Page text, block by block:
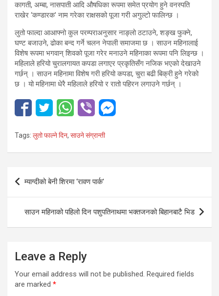
कागती, अम्बा, नासपाती आदि औषधिका रूपमा समेत प्रयोग हुने वनस्पति
राखेर ‘कण्डारक’ नाम गरेका राक्षसको पूजा गरी अगुल्टो फालिन्छ ।
लुतो फाल्दा आआफ्नो कुल परम्पराअनुसार नाङ्लो ठटाउने, शङ्ख फुक्ने,
घण्ट बजाउने, ढोका बन्द गर्ने चलन नेपाली समाजमा छ । साउन महिनालाई
विशेष रूपमा भगवान् शिवको पूजा गरेर मनाउने महिनाका रूपमा पनि लिइन्छ ।
महिलाले हरियो चुरालगायत कपडा लगाएर प्रकृतिसँग नजिक भएको देखाउने
गर्छन् । साउन महिनामा विशेष गरी हरियो कपडा, चुरा बढी बिक्री हुने गरेको
छ । यो महिनामा धेरै महिलाले हरियो र रातो पहिरन लगाउने गर्छन् ।
Tags: लुतो फाल्ने दिन, साउने संग्रान्ती
Post
navigation
म्याग्दीको बेनी शिरमा ‘रावण पार्क’
साउन महिनाको पहिलो दिन पशुपतिनाथमा भक्तजनको बिहानबाटै भिड
Leave a Reply
Your email address will not be published. Required fields
are marked *